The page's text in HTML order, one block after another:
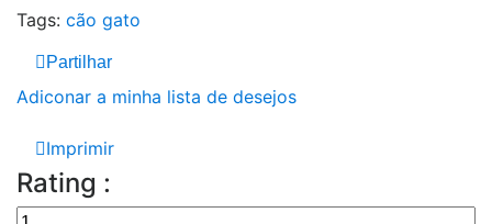
Tags: cão gato
Partilhar
Adiconar a minha lista de desejos
Imprimir
Rating :